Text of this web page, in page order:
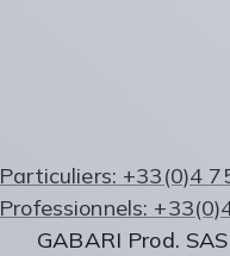
Particuliers: +33(0)4
Professionnels:
GABARI Prod. SAS